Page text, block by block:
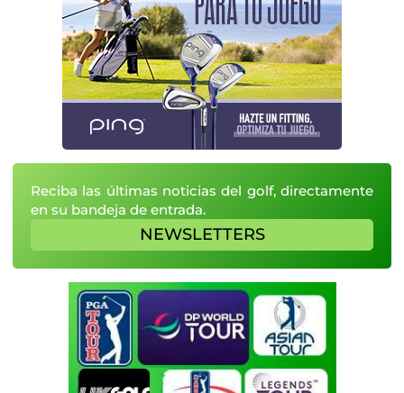
Reciba las últimas noticias del golf, directamente
en su bandeja de entrada.
NEWSLETTERS